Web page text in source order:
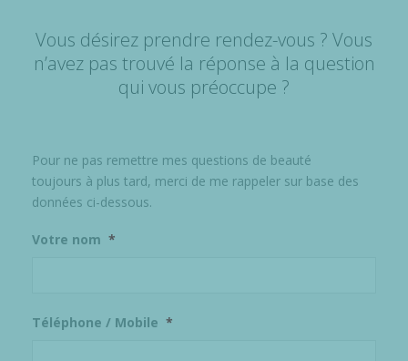
Vous désirez prendre rendez-vous ? Vous
n’avez pas trouvé la réponse à la question
qui vous préoccupe ?
Pour ne pas remettre mes questions de beauté
toujours à plus tard, merci de me rappeler sur base des
données ci-dessous.
Votre nom *
Téléphone / Mobile *